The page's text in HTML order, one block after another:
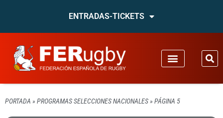
ENTRADAS-TICKETS
PORTADA » PROGRAMAS SELECCIONES NACIONALES» PÁGINA 5